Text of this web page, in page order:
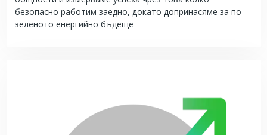
безопасно работим заедно, докато допринасяме за по-
зеленото енергийно бъдеще